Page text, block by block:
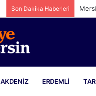
Son Dakika Haberleri
AKDENIZ ERDEMLI